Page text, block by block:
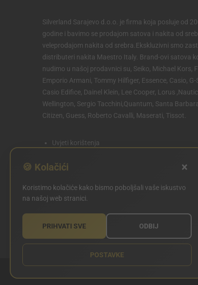
Silverland Sarajevo d.o.o. je firma koja posluje od
godine i bavimo se prodajom satova i nakita od
veleprodajom nakita od srebra.Ekskluzivni smo
distributeri nakita Maestro Italy. Brand-ovi satova
nudimo u našoj prodavnici su, Seiko, Michael Kors,
Emporio Armani, Tommy Hilfiger, Essence, Casio, G-
Casio Edifice, Dainel Klein, Lee Cooper, Lorus
Wellington, Sergio Tacchini,Quantum, Santa
Citizen, Guess, Roberto Cavalli, Maserati, Tissot.
Uvjeti korištenja
Politika kolačića
POSTAVKE KOLAČIĆA
🍪 Kolačići ×
Koristimo kolačiće kako bismo poboljšali vaše iskustvo
na našoj web stranici.
PRIHVATI SVE ODBIJ
POSTAVKE